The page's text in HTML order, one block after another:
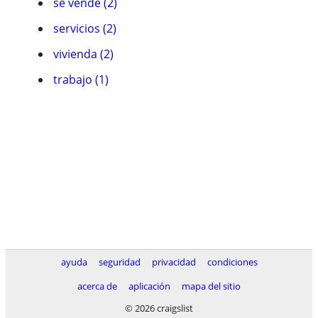
servicios (2)
vivienda (2)
trabajo (1)
ayuda seguridad privacidad
condiciones
acerca de
aplicación
mapa del sitio
© 2026 craigslist